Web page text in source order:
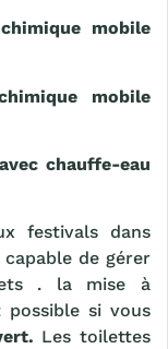
mobile
mobile
chauffe-eau
festivals dans
de gérer
. la mise à
possible si vous
Les toilettes